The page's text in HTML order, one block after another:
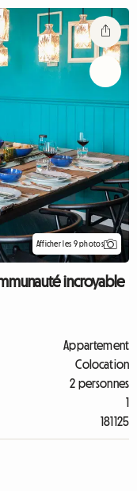
Afficher les 9 photos
incroyable
Appartement
Colocation
2 personnes
1
181125